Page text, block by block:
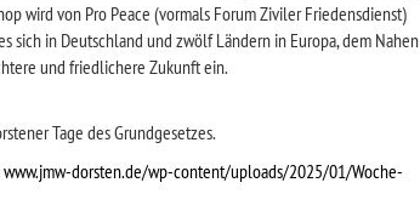
wird von Pro Peace (vormals Forum Ziviler Friedensdienst)
sich in Deutschland und zwölf Ländern in Europa, dem Nahen
und friedlichere Zukunft ein.
Tage des Grundgesetzes.
www.jmw-dorsten.de/wp-content/uploads/2025/01/Woche-